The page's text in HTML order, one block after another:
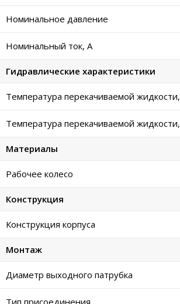
Номинальное давление
Номинальный ток, А
Гидравлические характеристики
Температура перекачиваемой
Температура перекачиваемой
Материалы
Рабочее колесо
Конструкция
Конструкция корпуса
Монтаж
Диаметр выходного патрубка